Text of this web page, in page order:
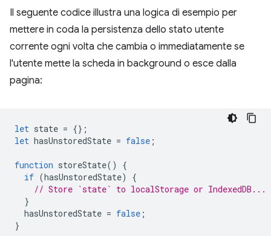
Il seguente codice illustra una logica di esempio per
mettere in coda la persistenza dello stato utente
corrente ogni volta che cambia o immediatamente se
l'utente mette la scheda in background o esce dalla
pagina:
let state = {};
let hasUnstoredState = false ;
function storeState()
{
if (hasUnstoredState)
{
// Store `state` to localStorage or IndexedDB...
}
hasUnstoredState = false ;
}